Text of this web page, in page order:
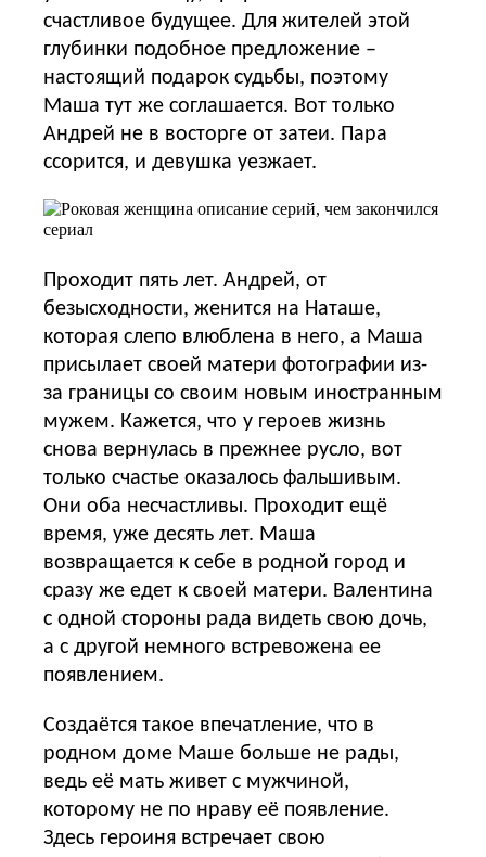
счастливое будущее. Для жителей этой
глубинки подобное предложение –
настоящий подарок судьбы, поэтому
Маша тут же соглашается. Вот только
Андрей не в восторге от затеи. Пара
ссорится, и девушка уезжает.
Проходит пять лет. Андрей, от
безысходности, женится на Наташе,
которая слепо влюблена в него, а Маша
присылает своей матери фотографии из-
за границы со своим новым иностранным
мужем. Кажется, что у героев жизнь
снова вернулась в прежнее русло, вот
только счастье оказалось фальшивым.
Они оба несчастливы. Проходит ещё
время, уже десять лет. Маша
возвращается к себе в родной город и
сразу же едет к своей матери. Валентина
с одной стороны рада видеть свою дочь,
а с другой немного встревожена ее
появлением.
Создаётся такое впечатление, что в
родном доме Маше больше не рады,
ведь её мать живет с мужчиной,
которому не по нраву её появление.
Здесь героиня встречает свою